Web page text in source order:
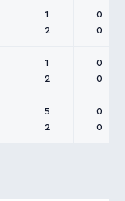
1
2
0
0
1
2
0
0
5
2
0
0